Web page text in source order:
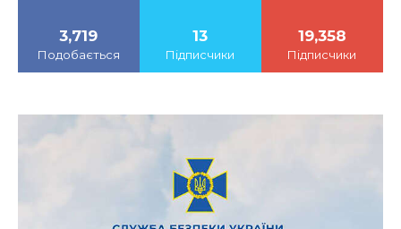
3,719
Подобається
13
Підписчики
19,358
Підписчики